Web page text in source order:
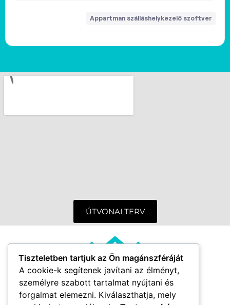
ÚTVONALTERV
Tiszteletben tartjuk az Ön magánszféráját
A cookie-k segítenek javítani az élményt,
személyre szabott tartalmat nyújtani és
forgalmat elemezni. Kiválaszthatja, mely